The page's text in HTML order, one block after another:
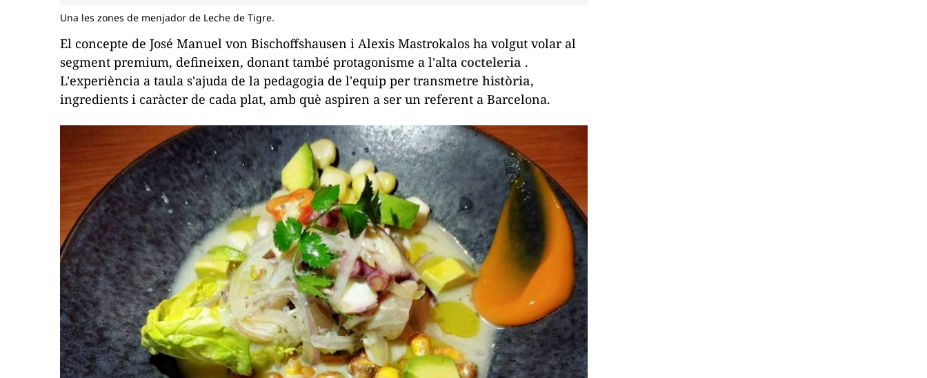
Una les zones de menjador de Leche de Tigre.
El concepte de José Manuel von Bischoffshausen i Alexis Mastrokalos ha volgut volar al
segment premium, defineixen, donant també protagonisme a l'alta cocteleria .
L'experiència a taula s'ajuda de la pedagogia de l'equip per transmetre història,
ingredients i caràcter de cada plat, amb què aspiren a ser un referent a Barcelona.